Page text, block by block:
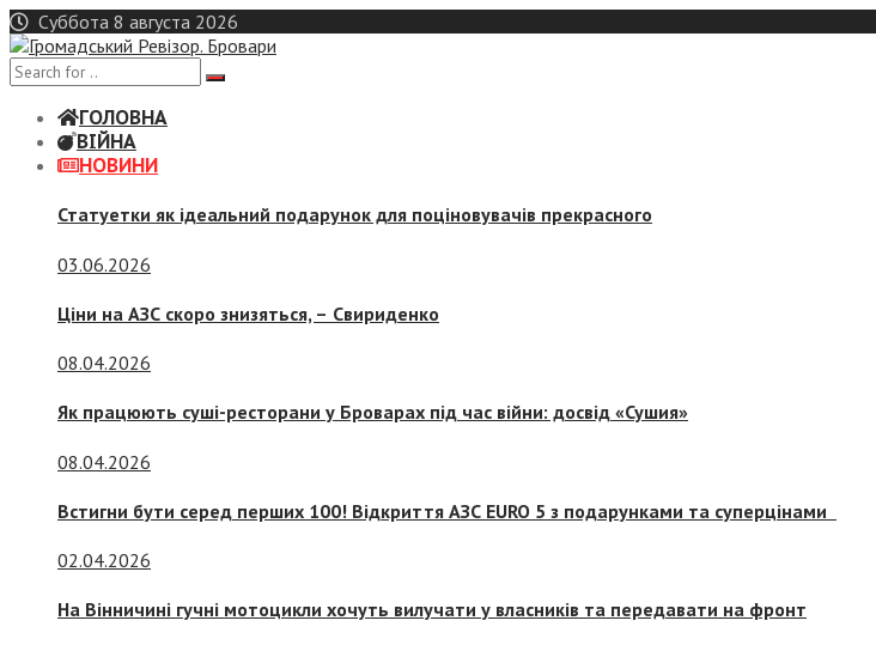
Skip
to
content
Суббота 8 августа 2026
ГОЛОВНА
ВІЙНА
НОВИНИ
Статуетки як ідеальний подарунок для поціновувачів прекрасного
03.06.2026
Ціни на АЗС скоро знизяться, – Свириденко
08.04.2026
Як працюють суші-ресторани у Броварах під час війни: досвід «Сушия»
08.04.2026
Встигни бути серед перших 100! Відкриття АЗС EURO 5 з подарунками та суперцінами
02.04.2026
На Вінничині гучні мотоцикли хочуть вилучати у власників та передавати на фронт